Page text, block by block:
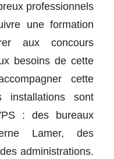
professionnels
une formation
aux concours
besoins de cette
cette
installations sont
: des bureaux
Lamer, des
administrations.